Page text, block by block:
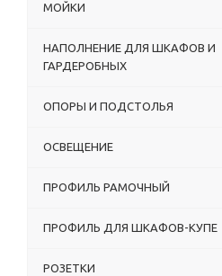
МОЙКИ
НАПОЛНЕНИЕ ДЛЯ ШКАФОВ И
ГАРДЕРОБНЫХ
ОПОРЫ И ПОДСТОЛЬЯ
ОСВЕЩЕНИЕ
ПРОФИЛЬ РАМОЧНЫЙ
ПРОФИЛЬ ДЛЯ ШКАФОВ-КУПЕ
РОЗЕТКИ